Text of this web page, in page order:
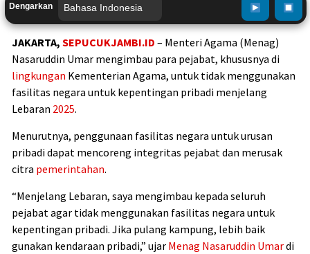
Dengarkan
JAKARTA, SEPUCUKJAMBI.ID – Menteri Agama (Menag)
Nasaruddin Umar mengimbau para pejabat, khususnya di
lingkungan Kementerian Agama, untuk tidak menggunakan
fasilitas negara untuk kepentingan pribadi menjelang
Lebaran 2025.
Menurutnya, penggunaan fasilitas negara untuk urusan
pribadi dapat mencoreng integritas pejabat dan merusak
citra pemerintahan.
“Menjelang Lebaran, saya mengimbau kepada seluruh
pejabat agar tidak menggunakan fasilitas negara untuk
kepentingan pribadi. Jika pulang kampung, lebih baik
gunakan kendaraan pribadi,” ujar Menag Nasaruddin Umardi